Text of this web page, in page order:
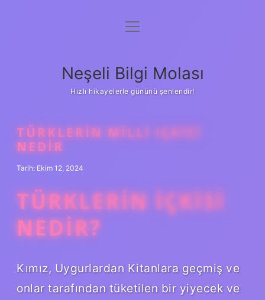
Anasayfa
Yasal Uyarı
menüyü
Neşeli Bilgi Molası
Hızlı hikayelerle gününü şenlendir!
TÜRKLERIN MILLI IÇKISI
NEDIR
Tarih: Ekim 12, 2024
TÜRKLERIN IÇKISI
NEDIR?
Kımız, Uygurlardan Kitanlara geçmiş ve
onlar tarafından tüketilen bir yiyecek ve